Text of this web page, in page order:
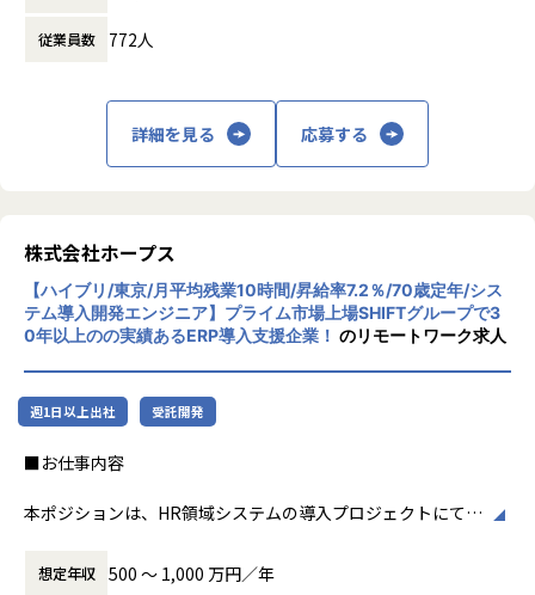
ード開発はできることが多かった（40代男性）。
I、プロセスマイニングの利用等）ができ、技術的な好奇心を
駆り立てられる。
より幅広い技術・知識の習得を楽しめる！（30代男性）
を提案・提供でき、前よりお客様に寄り添った開発をしてい
ると感じる（30代女性）。
・お客様から「想定より早く導入できた」「ほしかったシ
ステムがたくさんあり、使うことが楽しみだ」とお声をいた
だき、嬉しかった！（20代女性）
世界基準でみたときに、世界ではポピュラーだけど日本で
また、日本に入ってきているものの、認知度の低いツール
ホープスではそういったソリューションやツールの導入・
・「世界基準で通用するエンジニアスキルを身に着け
幅が広い！
・上流工程やマネジメント、コンサルタントにステップアッ
【会社概要】
ホープスは、ERP・ERP周辺のシステム開発・導入、
コンサルティングを主軸にイノベーションを起こすためのソ
・MISSION「ワークをもっとワクワクに」
​ヒトが何をすべきかを追求し、ITの力で “働くを楽しく” へ
ITの力で人手不足の解消と流動性の拡大に寄与するサービス
を提供し、世の中の仕事の標準化の輪を広げます。
チ開発やコンサルティングまで幅広いサービ
スを提供しています。クラウドERPやローコ
ード開発を柱とし、業務効率化やDX推進、経
CloudやOracle ERP Cloudなどを活用し、企
業の業務プロセスを最適化し、経営管理の強
化を図っています1。
社風/文化
ホープスは、若手社員が活躍できる環境で、
社内の風通しが良く、活気に満ちた雰囲気が
特徴です。多様性を重視し、様々な国籍や背
ホープスでは、リモートワーク活用があり平
従業員数 772人
詳細を見る 応募する
株式会社ホープス
【ハイブリ/東京/月平均残業10時間/昇給率7.2％/70歳定年/シス
テム導入開発エンジニア】プライム市場上場SHIFTグループで3
0年以上のの実績あるERP導入支援企業！ のリモートワーク求人
週1日以上出社 受託開発
■お仕事内容
本ポジションは、HR領域システムの導入プロジェクトにて、
す。
想定年収 500 〜 1,000 万円／年